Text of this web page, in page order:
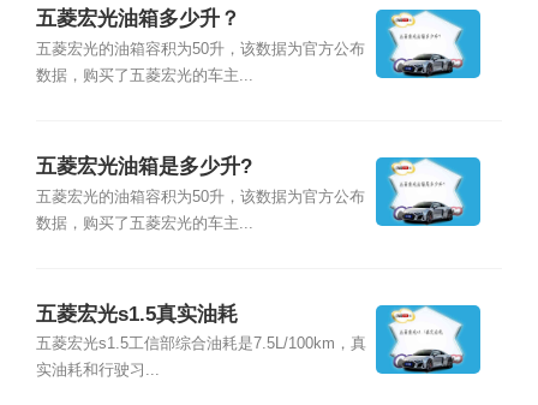
五菱宏光油箱多少升？
五菱宏光的油箱容积为50升，该数据为官方公布
数据，购买了五菱宏光的车主...
五菱宏光油箱是多少升?
五菱宏光的油箱容积为50升，该数据为官方公布
数据，购买了五菱宏光的车主...
五菱宏光s1.5真实油耗
五菱宏光s1.5工信部综合油耗是7.5L/100km，真
实油耗和行驶习...